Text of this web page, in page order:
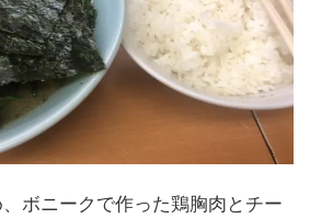
ボニークで作った鶏胸肉とチー